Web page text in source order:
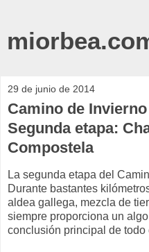
29 de junio de 2014
Camino de
Segunda etapa:
Compostela
La segunda etapa del
Durante bastantes
aldea gallega, mezcla de
siempre proporciona un
conclusión principal de todo